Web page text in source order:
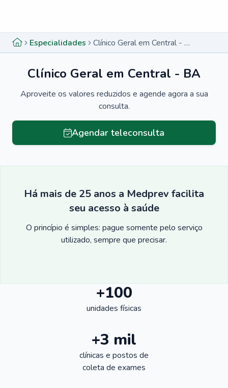
Especialidades Clínico Geral em Central - BA
Clínico Geral em Central - BA
Aproveite os valores reduzidos e agende agora a sua
consulta.
Agendar teleconsulta
Há mais de 25 anos a Medprev facilita
seu acesso à saúde
O princípio é simples: pague somente pelo serviço
utilizado, sempre que precisar.
+100
unidades físicas
+3 mil
clínicas e postos de
coleta de exames